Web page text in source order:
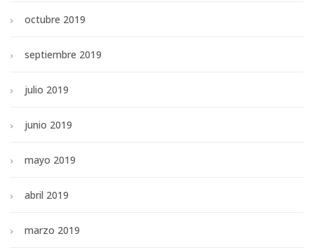
octubre 2019
septiembre 2019
julio 2019
junio 2019
mayo 2019
abril 2019
marzo 2019